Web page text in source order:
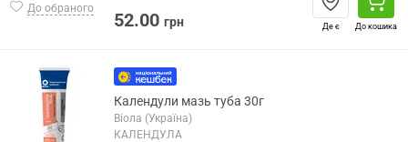
До обраного
52.00 грн Де є До кошика
Календули мазь туба 30г
Віола (Україна)
КАЛЕНДУЛА